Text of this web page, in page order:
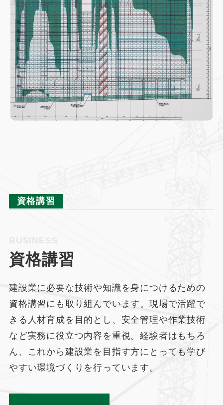
資格講習
資格講習
建設業に必要な技術や知識を身につけるための
資格講習にも取り組んでいます。現場で活躍で
きる人材育成を目的とし、安全管理や作業技術
など実務に役立つ内容を重視。経験者はもちろ
ん、これから建設業を目指す方にとっても学び
やすい環境づくりを行っています。